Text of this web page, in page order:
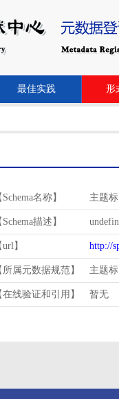
最佳实践 形
Schema名称】 主题
Schema描述】
url】 http://
所属元数据规范】 主题
在线验证和引用】 暂无